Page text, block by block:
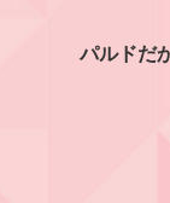
パルドだ